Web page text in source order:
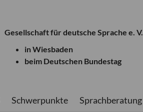
Gesellschaft für deutsche Sprache e. V.
in Wiesbaden
beim Deutschen Bundestag
Schwerpunkte Sprachberatung